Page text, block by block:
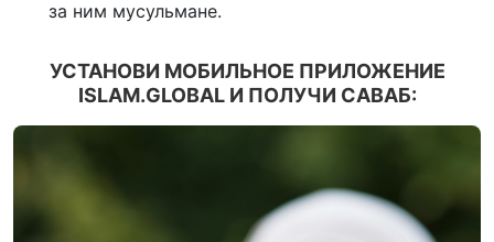
за ним мусульмане.
УСТАНОВИ МОБИЛЬНОЕ ПРИЛОЖЕНИЕ
ISLAM.GLOBAL И ПОЛУЧИ САВАБ: